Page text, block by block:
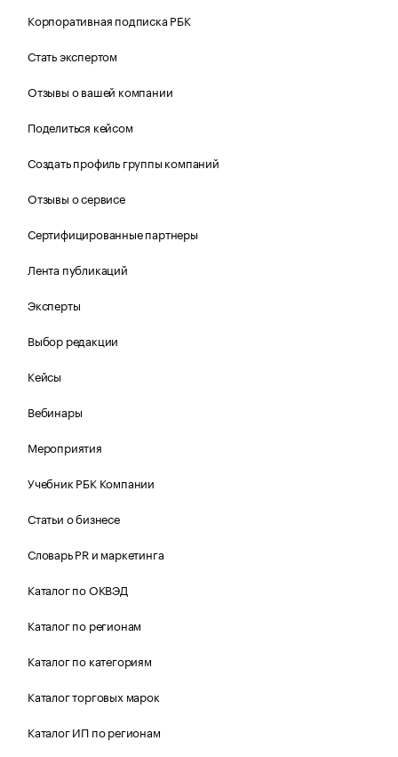
Корпоративная подписка РБК
Стать экспертом
Отзывы о вашей компании
Поделиться кейсом
Создать профиль группы компаний
Отзывы о сервисе
Сертифицированные партнеры
Лента публикаций
Эксперты
Выбор редакции
Кейсы
Вебинары
Мероприятия
Учебник РБК Компании
Статьи о бизнесе
Словарь PR и маркетинга
Каталог по ОКВЭД
Каталог по регионам
Каталог по категориям
Каталог торговых марок
Каталог ИП по регионам